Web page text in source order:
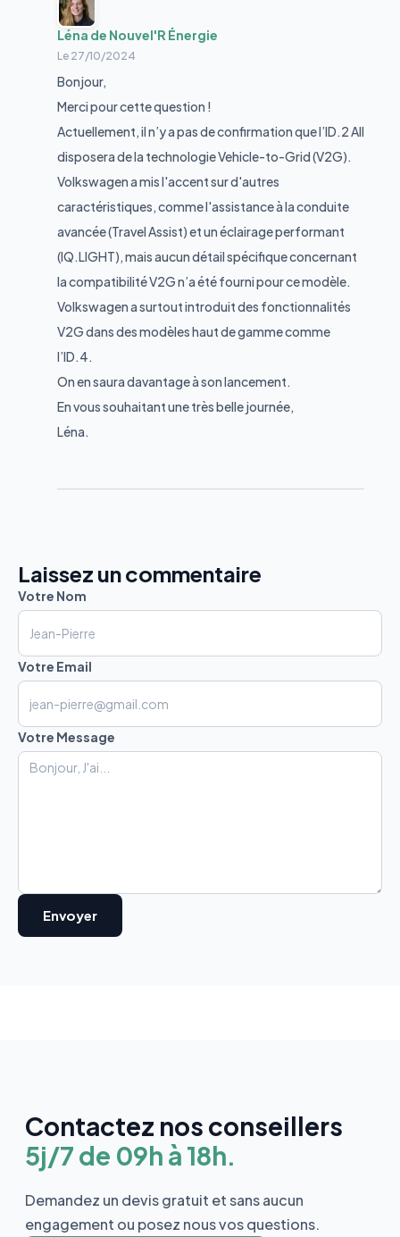
Léna de Nouvel'R Énergie
Le 27/10/2024
Bonjour,
Merci pour cette question !
Actuellement, il n’y a pas de confirmation que l’ID.2 All
disposera de la technologie Vehicle-to-Grid (V2G).
Volkswagen a mis l'accent sur d'autres
caractéristiques, comme l'assistance à la conduite
avancée (Travel Assist) et un éclairage performant
(IQ.LIGHT), mais aucun détail spécifique concernant
la compatibilité V2G n’a été fourni pour ce modèle.
Volkswagen a surtout introduit des fonctionnalités
V2G dans des modèles haut de gamme comme
l’ID.4.
On en saura davantage à son lancement.
En vous souhaitant une très belle journée,
Léna.
Laissez un commentaire
Votre Nom
Votre Email
Votre Message
Contactez nos conseillers
5j/7 de 09h à 18h.
Demandez un devis gratuit et sans aucun
engagement ou posez nous vos questions.